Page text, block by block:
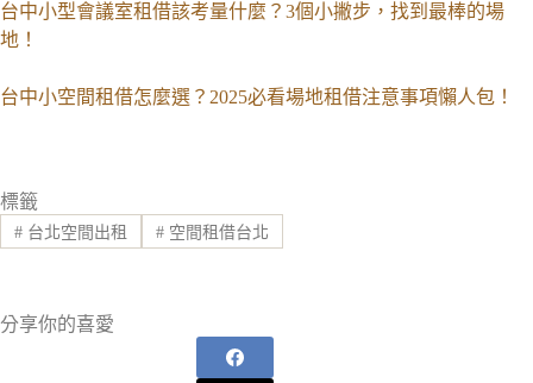
台中小型會議室租借該考量什麼？3個小撇步，找到最棒的場
地！
台中小空間租借怎麼選？2025必看場地租借注意事項懶人包！
標籤
#台北空間出租 #空間租借台北
分享你的喜愛